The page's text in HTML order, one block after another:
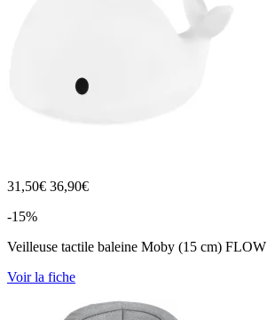
31,50€ 36,90€
-15%
Veilleuse tactile baleine Moby (15 cm) FLOW
Voir la fiche